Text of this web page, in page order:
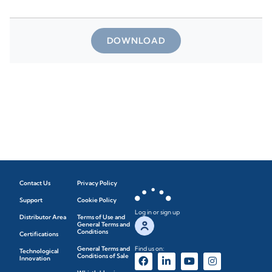
DOWNLOAD
Contact Us
Support
Distributor Area
Certifications
Technological
Innovation
Privacy Policy
Cookie Policy
Terms of Use and
General Terms and
Conditions
General Terms and
Conditions of Sale
Log in or sign up
Find us on: